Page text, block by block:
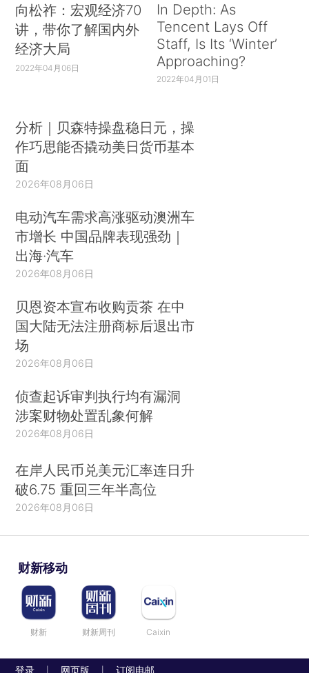
向松祚：宏观经济70
讲，带你了解国内外
经济大局
2022年04月06日
In Depth: As
Tencent Lays Off
Staff, Is Its ‘Winter’
Approaching?
2022年04月01日
分析｜贝森特操盘稳日元，操
作巧思能否撬动美日货币基本
面
2026年08月06日
电动汽车需求高涨驱动澳洲车
市增长 中国品牌表现强劲｜
出海·汽车
2026年08月06日
贝恩资本宣布收购贡茶 在中
国大陆无法注册商标后退出市
场
2026年08月06日
侦查起诉审判执行均有漏洞
涉案财物处置乱象何解
2026年08月06日
在岸人民币兑美元汇率连日升
破6.75 重回三年半高位
2026年08月06日
财新移动
财新 财新周刊 Caixin
登录 网页版 订阅电邮